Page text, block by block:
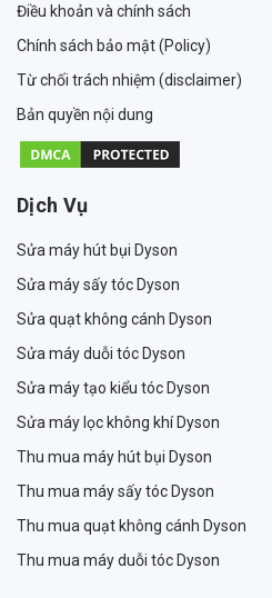
Điều khoản và chính sách
Chính sách bảo mật (Policy)
Từ chối trách nhiệm (disclaimer)
Bản quyền nội dung
Dịch Vụ
Sửa máy hút bụi Dyson
Sửa máy sấy tóc Dyson
Sửa quạt không cánh Dyson
Sửa máy duỗi tóc Dyson
Sửa máy tạo kiểu tóc Dyson
Sửa máy lọc không khí Dyson
Thu mua máy hút bụi Dyson
Thu mua máy sấy tóc Dyson
Thu mua quạt không cánh Dyson
Thu mua máy duỗi tóc Dyson